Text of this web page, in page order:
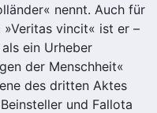
nennt. Auch für
»Veritas vincit« ist er –
ein Urheber
der Menschheit«
des dritten Aktes
und Fallota